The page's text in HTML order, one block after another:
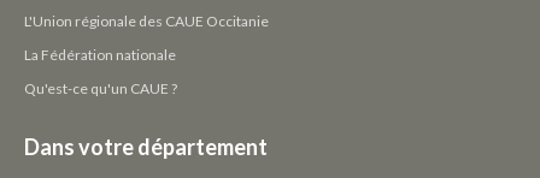
L'Union régionale des CAUE Occitanie
La Fédération nationale
Qu'est-ce qu'un CAUE ?
Dans votre département